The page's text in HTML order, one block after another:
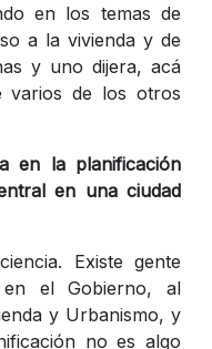
en los temas de
a la vivienda y de
y uno dijera, acá
varios de los otros
en la planificación
en una ciudad
Existe gente
en el Gobierno, al
y Urbanismo, y
no es algo